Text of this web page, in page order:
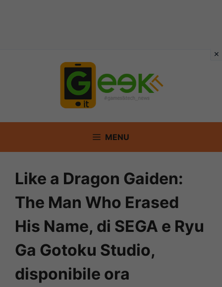
MENU
Like a Dragon Gaiden:
The Man Who Erased
His Name, di SEGA e Ryu
Ga Gotoku Studio,
disponibile ora